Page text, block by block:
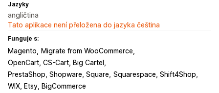
Jazyky
angličtina
Tato aplikace není přeložena do jazyka čeština
Funguje s:
Magento
Migrate from WooCommerce
OpenCart, CS-Cart, Big Cartel
PrestaShop, Shopware, Square Squarespace, Shift4Shop
WIX, Etsy, BigCommerce